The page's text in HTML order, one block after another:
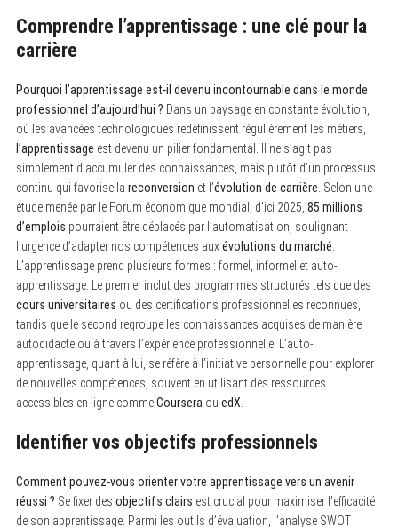
Comprendre l’apprentissage : une clé pour la
carrière
Pourquoi l’apprentissage est-il devenu incontournable dans le monde
professionnel d’aujourd’hui ? Dans un paysage en constante évolution,
où les avancées technologiques redéfinissent régulièrement les métiers,
l’apprentissage est devenu un pilier fondamental. Il ne s’agit pas
simplement d’accumuler des connaissances, mais plutôt d’un processus
continu qui favorise la reconversion et l’évolution de carrière . Selon une
étude menée par le Forum économique mondial, d’ici 2025, 85 millions
d’emplois pourraient être déplacés par l’automatisation, soulignant
l’urgence d’adapter nos compétences auxévolutions du marché
L’apprentissage prend plusieurs formes : formel, informel et auto-
apprentissage. Le premier inclut des programmes structurés tels que des
cours universitaires ou des certifications professionnelles reconnues,
tandis que le second regroupe les connaissances acquises de manière
autodidacte ou à travers l’expérience professionnelle. L’auto-
apprentissage, quant à lui, se réfère à l’initiative personnelle pour explorer
de nouvelles compétences, souvent en utilisant des ressources
accessibles en ligne commeCoursera ou edX
Identifier vos objectifs professionnels
Comment pouvez-vous orienter votre apprentissage vers un avenir
réussi ? Se fixer des objectifs clairs est crucial pour maximiser l’efficacité
de son apprentissage. Parmi les outils d’évaluation, l’analyse SWOT